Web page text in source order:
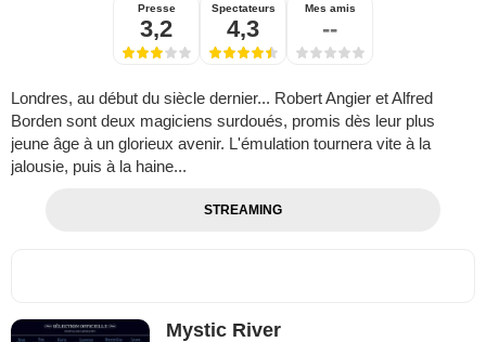
Presse
3,2
Spectateurs
4,3
Mes amis
--
Londres, au début du siècle dernier... Robert Angier et Alfred
Borden sont deux magiciens surdoués, promis dès leur plus
jeune âge à un glorieux avenir. L'émulation tournera vite à la
jalousie, puis à la haine...
STREAMING
Mystic River